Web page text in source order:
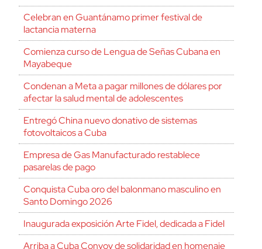
Celebran en Guantánamo primer festival de
lactancia materna
Comienza curso de Lengua de Señas Cubana en
Mayabeque
Condenan a Meta a pagar millones de dólares por
afectar la salud mental de adolescentes
Entregó China nuevo donativo de sistemas
fotovoltaicos a Cuba
Empresa de Gas Manufacturado restablece
pasarelas de pago
Conquista Cuba oro del balonmano masculino en
Santo Domingo 2026
Inaugurada exposición Arte Fidel, dedicada a Fidel
Arriba a Cuba Convoy de solidaridad en homenaje